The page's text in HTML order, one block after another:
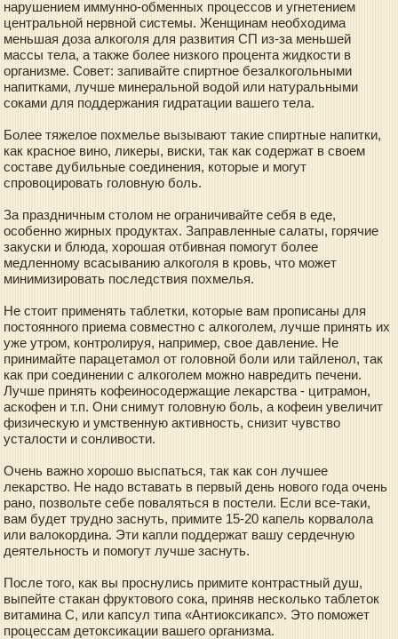
нарушением иммунно-обменных процессов и угнетением
центральной нервной системы. Женщинам необходима
меньшая доза алкоголя для развития СП из-за меньшей
массы тела, а также более низкого процента жидкости в
организме. Совет: запивайте спиртное безалкогольными
напитками, лучше минеральной водой или натуральными
соками для поддержания гидратации вашего тела.
Более тяжелое похмелье вызывают такие спиртные напитки,
как красное вино, ликеры, виски, так как содержат в своем
составе дубильные соединения, которые и могут
спровоцировать головную боль.
За праздничным столом не ограничивайте себя в еде,
особенно жирных продуктах. Заправленные салаты, горячие
закуски и блюда, хорошая отбивная помогут более
медленному всасыванию алкоголя в кровь, что может
минимизировать последствия похмелья.
Не стоит применять таблетки, которые вам прописаны для
постоянного приема совместно с алкоголем, лучше принять их
уже утром, контролируя, например, свое давление. Не
принимайте парацетамол от головной боли или тайленол, так
как при соединении с алкоголем можно навредить печени.
Лучше принять кофеиносодержащие лекарства - цитрамон,
аскофен и т.п. Они снимут головную боль, а кофеин увеличит
физическую и умственную активность, снизит чувство
усталости и сонливости.
Очень важно хорошо выспаться, так как сон лучшее
лекарство. Не надо вставать в первый день нового года очень
рано, позвольте себе поваляться в постели. Если все-таки,
вам будет трудно заснуть, примите 15-20 капель корвалола
или валокордина. Эти капли поддержат вашу сердечную
деятельность и помогут лучше заснуть.
После того, как вы проснулись примите контрастный душ,
выпейте стакан фруктового сока, приняв несколько таблеток
витамина С, или капсул типа «Антиоксикапс». Это поможет
процессам детоксикации вашего организма.